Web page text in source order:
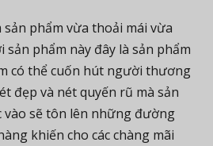
phẩm vừa thoải mái vừa
phẩm này đây là sản phẩm
có thể cuốn hút người thương
đẹp và nét quyến rũ mà sản
vào sẽ tôn lên những đường
khiến cho các chàng mãi